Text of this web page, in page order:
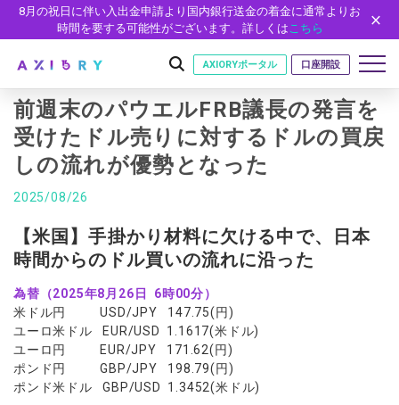
8月の祝日に伴い入出金申請より国内銀行送金の着金に通常よりお
時間を要する可能性がございます。詳しくはこちら
はじめに
はじめに
安全性
取引
取引商品
FX（通貨ペア）
現物株式
ETF
株式CFD
株価指数CFD
エネルギーCFD
取引条件
スプレッド・手数料
ゼロカットとロスカット
スワップとロールオーバー
入出金方法
レバレッジ
NEW
約定率
口座
口座の種類
口座タイプ
法人のお客様
ゼロ口座
NEW
デモ口座
口座開設
口座開設フォーム
必要書類
開設方法
プラットフォーム
プラットフォーム
MT5
MT4
cTrader
ツール
MT4/MT5 ヒストリカルデータ
EA(エキスパートアドバイザー)
カスタムインジケーター
パートナー
パートナーシップ・プログラム
イントロデュース・パートナープログラム（IP）
ニュース
ニュースリリース
会社概要
AXIORYポータル 口座開設
前週末のパウエルFRB議長の発言を
受けたドル売りに対するドルの買戻
しの流れが優勢となった
2025/08/26
【米国】手掛かり材料に欠ける中で、日本
時間からのドル買いの流れに沿った
為替（2025年8月26日 6時00分）
米ドル円 USD/JPY 147.75(円)
ユーロ米ドル EUR/USD 1.1617(米ドル)
ユーロ円 EUR/JPY 171.62(円)
ポンド円 GBP/JPY 198.79(円)
ポンド米ドル GBP/USD 1.3452(米ドル)